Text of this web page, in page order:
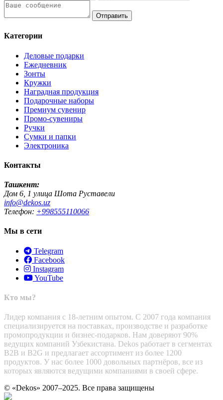
Отправить
Категории
Деловые подарки
Ежедневник
Зонты
Кружки
Наградная продукция
Подарочные наборы
Премиум сувенир
Промо-сувениры
Ручки
Сумки и папки
Электроника
Контакты
Ташкент:
Дом 6, 1 улица Шота Руставели
info@dekos.uz
Телефон: +998555110066
Мы в сети
Telegram
Facebook
Instagram
YouTube
Кто мы?
Лидер компания с 18-летним опытом. С 2007 года компания
специализируется на поставках, производстве и разработке
промопродукции и бизнес-подарков. Нам доверяют 90%
ведущих компаний Узбекистана. Dekos работает в сегментах
B2B и B2G и предлагает ассортимент из более 1200
продуктов. У нас более 1000 довольных партнёров, все из
которых являются ведущими компаниями в своей сфере.
© «Dekos» 2007–2025. Все права защищены